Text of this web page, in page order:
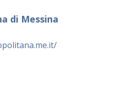
di Messina